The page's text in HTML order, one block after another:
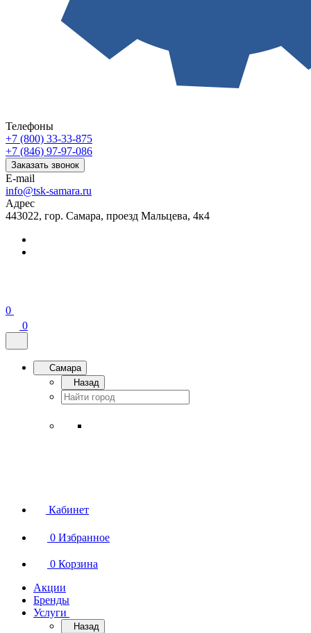
Телефоны
+7 (800) 33-33-875
+7 (846) 97-97-086
Заказать звонок
E-mail
info@tsk-samara.ru
Адрес
443022, гор. Самара, проезд Мальцева, 4к4
0
0
Самара
Назад
Кабинет
0 Избранное
0 Корзина
Акции
Бренды
Услуги
Назад